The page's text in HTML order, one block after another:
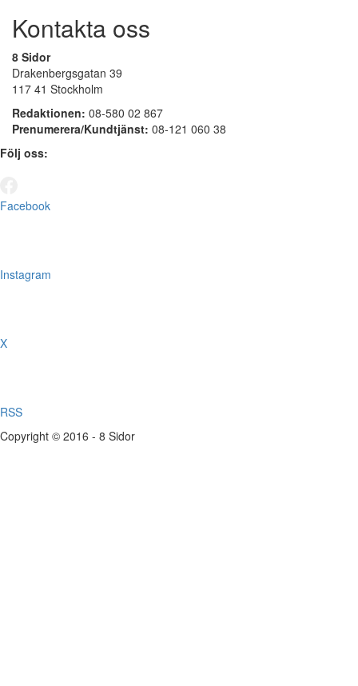
Kontakta oss
8 Sidor
Drakenbergsgatan 39
117 41 Stockholm
Redaktionen: 08-580 02 867
Prenumerera/Kundtjänst: 08-121 060 38
Följ oss:
Facebook
Instagram
X
RSS
Copyright © 2016 - 8 Sidor